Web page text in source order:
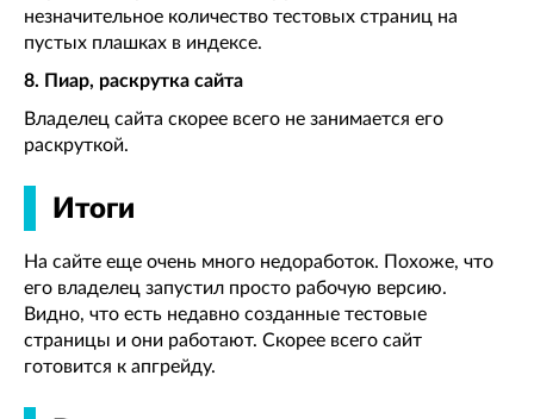
незначительное количество тестовых страниц на
пустых плашках в индексе.
8. Пиар, раскрутка сайта
Владелец сайта скорее всего не занимается его
раскруткой.
Итоги
На сайте еще очень много недоработок. Похоже, что
его владелец запустил просто рабочую версию.
Видно, что есть недавно созданные тестовые
страницы и они работают. Скорее всего сайт
готовится к апгрейду.